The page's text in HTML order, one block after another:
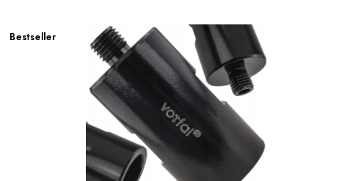
Bestseller